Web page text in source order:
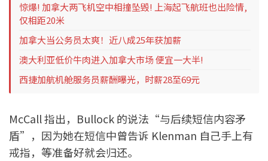
惊爆! 加拿大两飞机空中相撞坠毁! 上海起飞航班也出险情,
仅相距20米
加拿大当公务员太爽！近八成25年获加薪
澳大利亚低价牛肉进入加拿大市场 便宜一大半!
西捷加航机舱服务员薪酬曝光，时薪28至69元
McCall 指出，Bullock 的说法“与后续短信内容矛
盾”，因为她在短信中曾告诉 Klenman 自己手上有
戒指，等准备好就会归还。